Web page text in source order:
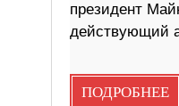
президент
действующий
ПОДРОБНЕЕ